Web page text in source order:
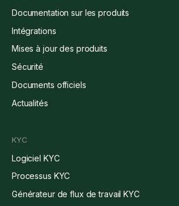
Documentation sur les produits
Intégrations
Mises à jour des produits
Sécurité
Documents officiels
Actualités
KYC
Logiciel KYC
Processus KYC
Générateur de flux de travail KYC